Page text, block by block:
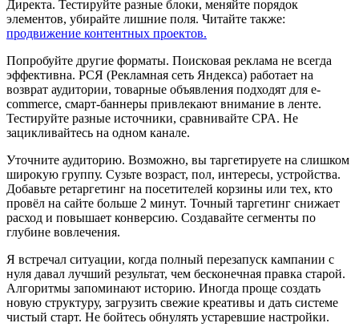
Директа. Тестируйте разные блоки, меняйте порядок
элементов, убирайте лишние поля. Читайте также:
продвижение контентных проектов.
Попробуйте другие форматы. Поисковая реклама не всегда
эффективна. РСЯ (Рекламная сеть Яндекса) работает на
возврат аудитории, товарные объявления подходят для e-
commerce, смарт-баннеры привлекают внимание в ленте.
Тестируйте разные источники, сравнивайте CPA. Не
зацикливайтесь на одном канале.
Уточните аудиторию. Возможно, вы таргетируете на слишком
широкую группу. Сузьте возраст, пол, интересы, устройства.
Добавьте ретаргетинг на посетителей корзины или тех, кто
провёл на сайте больше 2 минут. Точный таргетинг снижает
расход и повышает конверсию. Создавайте сегменты по
глубине вовлечения.
Я встречал ситуации, когда полный перезапуск кампании с
нуля давал лучший результат, чем бесконечная правка старой.
Алгоритмы запоминают историю. Иногда проще создать
новую структуру, загрузить свежие креативы и дать системе
чистый старт. Не бойтесь обнулять устаревшие настройки.